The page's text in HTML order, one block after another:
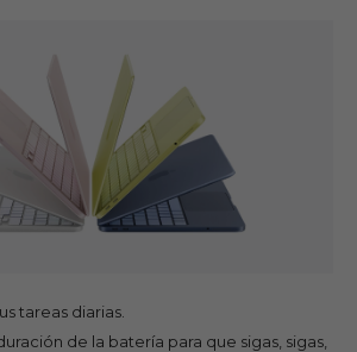
tareas diarias.
de la batería para que sigas, sigas,